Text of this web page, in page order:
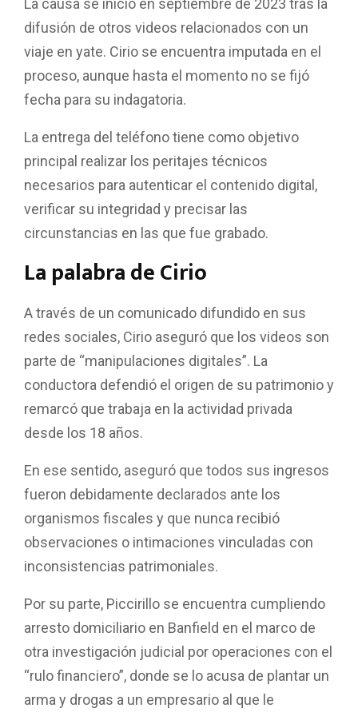
La causa se inició en septiembre de 2023 tras la
difusión de otros videos relacionados con un
viaje en yate. Cirio se encuentra imputada en el
proceso, aunque hasta el momento no se fijó
fecha para su indagatoria.
La entrega del teléfono tiene como objetivo
principal realizar los peritajes técnicos
necesarios para autenticar el contenido digital,
verificar su integridad y precisar las
circunstancias en las que fue grabado.
La palabra de Cirio
A través de un comunicado difundido en sus
redes sociales, Cirio aseguró que los videos son
parte de “manipulaciones digitales”. La
conductora defendió el origen de su patrimonio y
remarcó que trabaja en la actividad privada
desde los 18 años.
En ese sentido, aseguró que todos sus ingresos
fueron debidamente declarados ante los
organismos fiscales y que nunca recibió
observaciones o intimaciones vinculadas con
inconsistencias patrimoniales.
Por su parte, Piccirillo se encuentra cumpliendo
arresto domiciliario en Banfield en el marco de
otra investigación judicial por operaciones con el
“rulo financiero”, donde se lo acusa de plantar un
arma y drogas a un empresario al que le